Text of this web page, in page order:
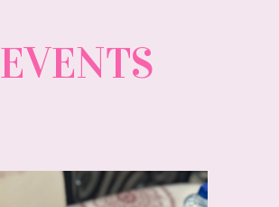
EVENTS